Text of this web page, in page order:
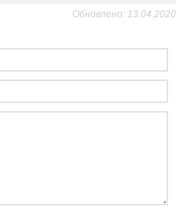
Обновлено: 13.04.2020